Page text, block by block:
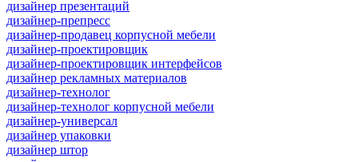
дизайнер презентаций
дизайнер-препресс
дизайнер-продавец корпусной мебели
дизайнер-проектировщик
дизайнер-проектировщик интерфейсов
дизайнер рекламных материалов
дизайнер-технолог
дизайнер-технолог корпусной мебели
дизайнер-универсал
дизайнер упаковки
дизайнер штор